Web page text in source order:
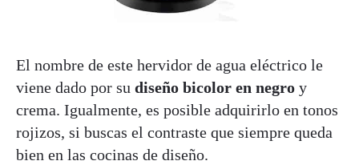
El nombre de este hervidor de agua eléctrico le
viene dado por su diseño bicolor en negro y
crema. Igualmente, es posible adquirirlo en tonos
rojizos, si buscas el contraste que siempre queda
bien en las cocinas de diseño.